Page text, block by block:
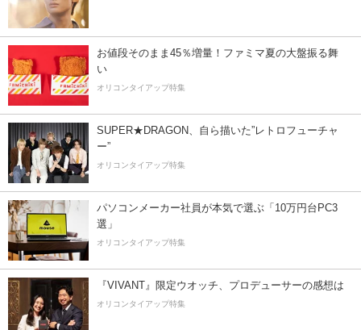
お値段そのまま45％増量！ファミマ夏の大盤振る舞
い
オリコンタイアップ特集
SUPER★DRAGON、自ら描いた”レトロフューチャ
ー”
オリコンタイアップ特集
パソコンメーカー社員が本気で選ぶ「10万円台PC3
選」
オリコンタイアップ特集
『VIVANT』限定ウオッチ、プロデューサーの感想は
オリコンタイアップ特集